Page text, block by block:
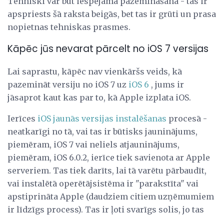
apspriests šā raksta beigās, bet tas ir grūti un prasa
nopietnas tehniskas prasmes.
Kāpēc jūs nevarat pārcelt no iOS 7 versijas
Lai saprastu, kāpēc nav vienkāršs veids, kā
pazemināt versiju no iOS 7 uz iOS 6 , jums ir
jāsaprot kaut kas par to, kā Apple izplata iOS.
Ierīces iOS jaunās versijas instalēšanas procesā -
neatkarīgi no tā, vai tas ir būtisks jauninājums,
piemēram, iOS 7 vai neliels atjauninājums,
piemēram, iOS 6.0.2, ierīce tiek savienota ar Apple
serveriem. Tas tiek darīts, lai tā varētu pārbaudīt,
vai instalētā operētājsistēma ir "parakstīta" vai
apstiprināta Apple (daudziem citiem uzņēmumiem
ir līdzīgs process). Tas ir ļoti svarīgs solis, jo tas